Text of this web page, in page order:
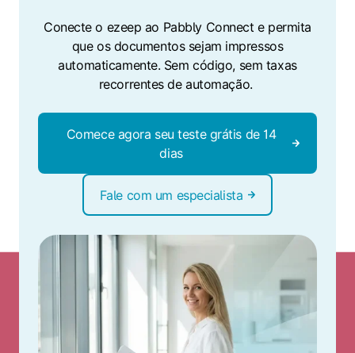
Conecte o ezeep ao Pabbly Connect e permita
que os documentos sejam impressos
automaticamente. Sem código, sem taxas
recorrentes de automação.
Comece agora seu teste grátis de 14
dias
Fale com um especialista